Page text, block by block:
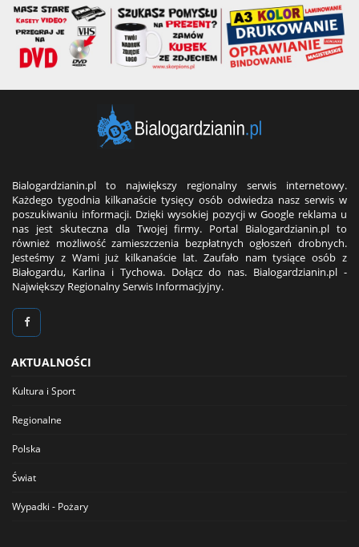
Bialogardzianin.pl to największy regionalny serwis internetowy.
Każdego tygodnia kilkanaście tysięcy osób odwiedza nasz serwis w
poszukiwaniu informacji. Dzięki wysokiej pozycji w Google reklama u
nas jest skuteczna dla Twojej firmy. Portal Bialogardzianin.pl to
również możliwość zamieszczenia bezpłatnych ogłoszeń drobnych.
Jesteśmy z Wami już kilkanaście lat. Zaufało nam tysiące osób z
Białogardu, Karlina i Tychowa. Dołącz do nas. Bialogardzianin.pl -
Największy Regionalny Serwis Informacjyjny.
AKTUALNOŚCI
Kultura i Sport
Regionalne
Polska
Świat
Wypadki - Pożary